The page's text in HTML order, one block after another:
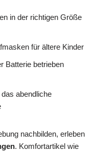
in der richtigen Größe
für ältere Kinder
Batterie betrieben
abendliche
nachbilden, erleben
. Komfortartikel wie